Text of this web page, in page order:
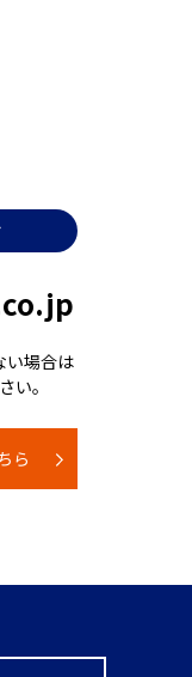
い場合は
い。
ら